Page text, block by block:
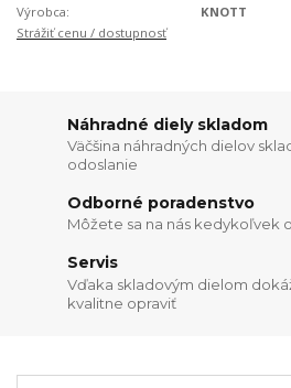
Výrobca:
KNOTT
Strážiť cenu / dostupnosť
Náhradné diely skladom
Väčšina náhradných dielov
odoslanie
Odborné poradenstvo
Môžete sa na nás kedykoľvek
Servis
Vďaka skladovým dielom
kvalitne opraviť